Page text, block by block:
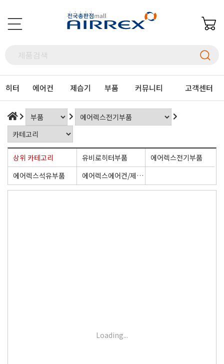
히터 에어컨 제습기 부품 커뮤니티 고객센터
상위 카테고리 유비로히터부품
에어렉스전기부품
에어렉스석유부품
에어렉스에어컨/제습기부품
Loading...